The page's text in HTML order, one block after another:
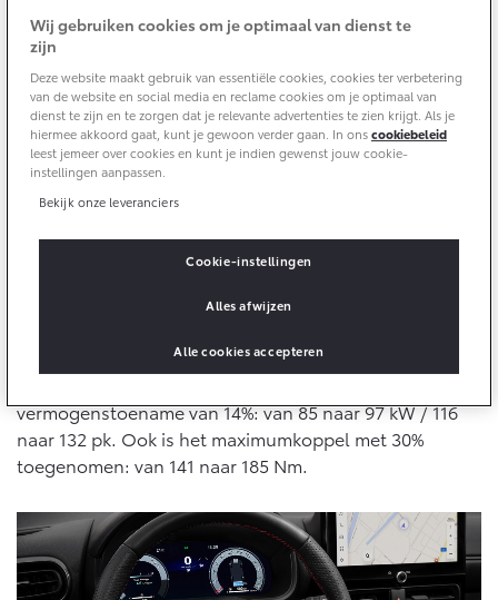
Vanaf € 33.495,- Vanaf € 35.495,-
Corolla Cross
HYBRIDE
Toyota C-HR
OOK ALS PLUG-IN
HYBRIDE
Vanaf € 37.995,-
RAV4
Vanaf € 49.995,-
10 jaar Toyota garantie
10 jaar batterijgarantie
Toyota fabrieksgarantie
Onderdelen & Accessoires
Connected Services
MyToyota login
Abonnementen
Multimedia
Connected check
Thuislaadpakketten
Laadpas
Energie en slim laden
Verzekeren
Toyota Autoverzekering
Toyota Hybride Autoverzekering
Operational Lease
Bedrijfswagens
Bedrijfswagens op maat
Financieren of leasen
Verzekeren
Bekijk de verwachte modellen
Hybrid 130
elektrische aandrijflijn levert nu al krachtige prestaties,
maar er komt ook een tweede hybride aandrijflijn: de
Hybrid 130. De krachtigere elektromotor-generator
hybride aandrijflijn in de Yaris Cross. Samen met
vermogenstoename van 14%: van 85 naar 97 kW / 116
naar 132 pk. Ook is het maximumkoppel met 30%
toegenomen: van 141 naar 185 Nm.
Wij gebruiken cookies om je optimaal van dienst te
zijn
Deze website maakt gebruik van essentiële cookies, cookies ter verbetering
van de website en social media en reclame cookies om je optimaal van
dienst te zijn en te zorgen dat je relevante advertenties te zien krijgt. Als je
hiermee akkoord gaat, kunt je gewoon verder gaan. In onscookiebeleid
leest jemeer over cookies en kunt je indien gewenst jouw cookie-
instellingen aanpassen.
Bekijk onze leveranciers
Cookie-instellingen
Alles afwijzen
Alle cookies accepteren